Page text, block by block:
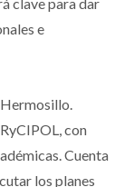
e
con
Cuenta
los planes